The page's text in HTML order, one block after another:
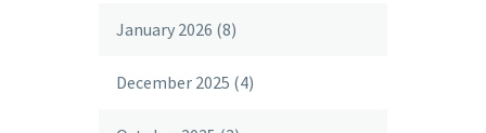
January 2026 (8)
December 2025 (4)